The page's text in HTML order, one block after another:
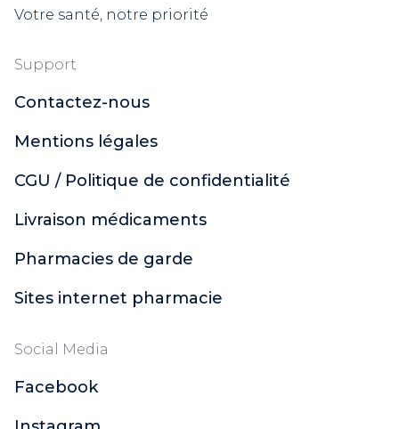
Votre santé, notre priorité
Support
Contactez-nous
Mentions légales
CGU / Politique de confidentialité
Livraison médicaments
Pharmacies de garde
Sites internet pharmacie
Social Media
Facebook